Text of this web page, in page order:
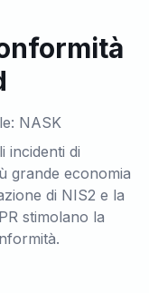
NASK
incidenti di
grande economia
di NIS2 e la
stimolano la